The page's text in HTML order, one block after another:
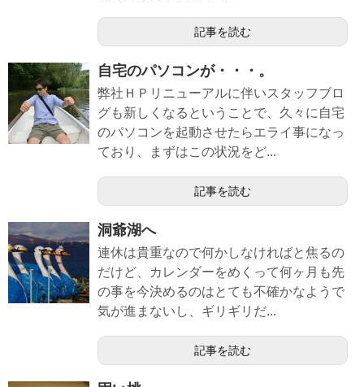
記事を読む
自宅のパソコンが・・・。
弊社ＨＰリニューアルに伴いスタッフブロ
グも新しくなるということで、久々に自宅
のパソコンを起動させたらエライ事になっ
ており、まずはこの状況をど...
記事を読む
洞爺湖へ
連休は貴重なので何かしなければと焦るの
だけど、カレンダーをめくって何ヶ月も先
の事を今決めるのはとても不確かなようで
気が進まないし、ギリギリだ...
記事を読む